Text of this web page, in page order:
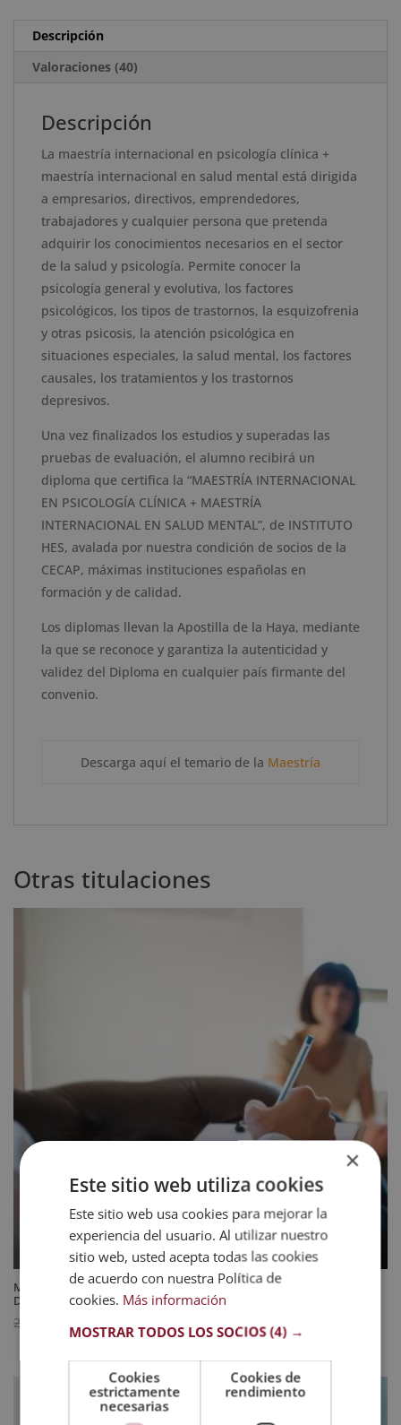
Internacional
Mental
Diploma
Acreditado
Apostilla
cantidad
Descripción
Valoraciones (40)
Descripción
La maestría internacional en psicología clínica +
maestría internacional en salud mental está dirigida
a empresarios, directivos, emprendedores,
trabajadores y cualquier persona que pretenda
adquirir los conocimientos necesarios en el sector
de la salud y psicología. Permite conocer la
psicología general y evolutiva, los factores
psicológicos, los tipos de trastornos, la esquizofrenia
y otras psicosis, la atención psicológica en
situaciones especiales, la salud mental, los factores
causales, los tratamientos y los trastornos
depresivos.
Una vez finalizados los estudios y superadas las
pruebas de evaluación, el alumno recibirá un
diploma que certifica la “MAESTRÍA INTERNACIONAL
EN PSICOLOGÍA CLÍNICA + MAESTRÍA
INTERNACIONAL EN SALUD MENTAL”, de INSTITUTO
HES, avalada por nuestra condición de socios de la
CECAP, máximas instituciones españolas en
formación y de calidad.
Los diplomas llevan la Apostilla de la Haya, mediante
la que se reconoce y garantiza la autenticidad y
validez del Diploma en cualquier país firmante del
convenio.
Descarga aquí el temario de la Maestría
Otras titulaciones
Maestría Internacional en Psicología de Adultos y Psicología Social –
Diploma Acreditado por Apostilla de la Haya
2.380
precio
original
2.380 $.
precio
actual
es:
595 $.
×
Este sitio web utiliza cookies
Este sitio web usa cookies para mejorar la
experiencia del usuario. Al utilizar nuestro
sitio web, usted acepta todas las cookies
de acuerdo con nuestra Política de
cookies. Más información
MOSTRAR TODOS LOS SOCIOS(4) →
Cookies
estrictamente
necesarias
Cookies de
rendimiento